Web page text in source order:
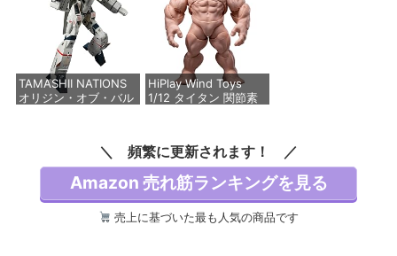
ブ labubu ラブブ らぶ
ぶ ポップマート ブラ
インドボックス フィギ
ュア おもちゃ ガチャ
ガチャ
価格：¥1,815
価格：¥8,373
TAMASHII NATIONS
オリジン・オブ・バル
225mm ABS&ダイキ
ャスト製 塗装済み可動
フィギュア
価格：¥20,950
HiPlay Wind Toys
1/12 タイタン 関節素
価格：¥6,999
頻繁に更新されます！
Amazon 売れ筋ランキングを見る
売上に基づいた最も人気の商品です